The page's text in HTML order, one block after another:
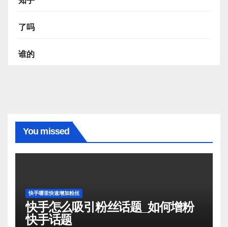
了吗
谁的
You missed
快手哪里快速增加粉丝
快手怎么吸引粉丝话题_如何增粉
快手话题